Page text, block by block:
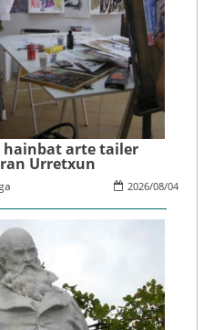
arte tailer
Urretxun
2026/08/04